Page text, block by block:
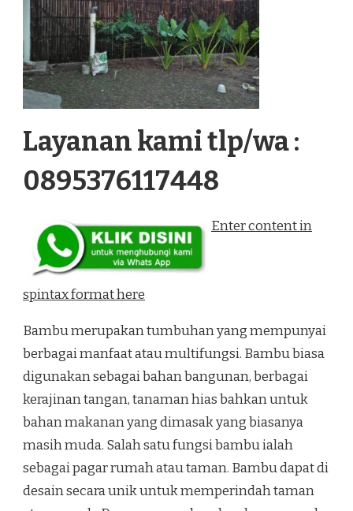
Layanan kami tlp/wa :
0895376117448
Enter content in
spintax format here
Bambu merupakan tumbuhan yang mempunyai
berbagai manfaat atau multifungsi. Bambu biasa
digunakan sebagai bahan bangunan, berbagai
kerajinan tangan, tanaman hias bahkan untuk
bahan makanan yang dimasak yang biasanya
masih muda. Salah satu fungsi bambu ialah
sebagai pagar rumah atau taman. Bambu dapat di
desain secara unik untuk memperindah taman